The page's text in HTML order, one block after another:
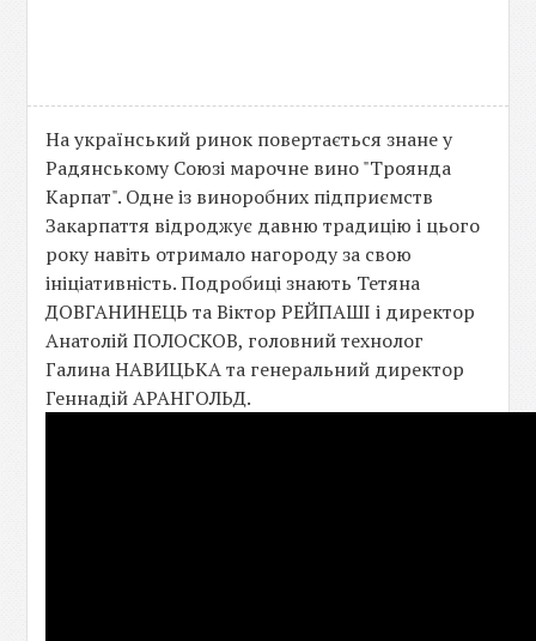
На український ринок повертається знане у
Радянському Союзі марочне вино "Троянда
Карпат". Одне із виноробних підприємств
Закарпаття відроджує давню традицію і цього
року навіть отримало нагороду за свою
ініціативність. Подробиці знають Тетяна
ДОВГАНИНЕЦЬ та Віктор РЕЙПАШІ і директор
Анатолій ПОЛОСКОВ, головний технолог
Галина НАВИЦЬКА та генеральний директор
Геннадій АРАНГОЛЬД.